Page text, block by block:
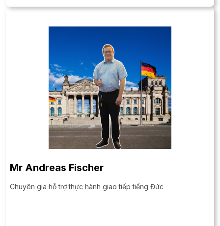
Mr Andreas Fischer
Chuyên gia hỗ trợ thực hành giao tiếp tiếng Đức